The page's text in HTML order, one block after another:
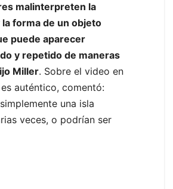
malinterpreten la
la forma de un objeto
puede aparecer
y repetido de maneras
Miller. Sobre el video en
auténtico, comentó:
una isla
veces, o podrían ser